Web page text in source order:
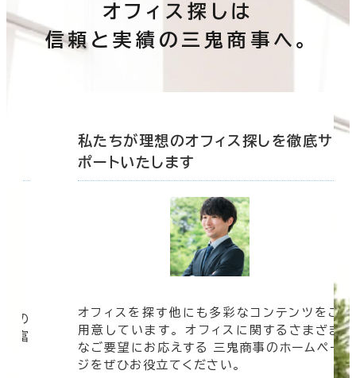
オフィス探しは
信頼と実績の三鬼商事へ。
の
豊富
私たちが理想のオフィス探しを徹底サ
ポートいたします
オフィスを探す他にも多彩なコンテンツをご
用意しています。 オフィスに関するさまざま
なご要望にお応えする 三鬼商事のホームペー
ジをぜひお役立てください。